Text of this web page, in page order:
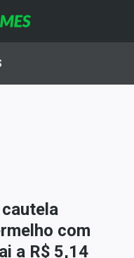
com
a R$ 5,14